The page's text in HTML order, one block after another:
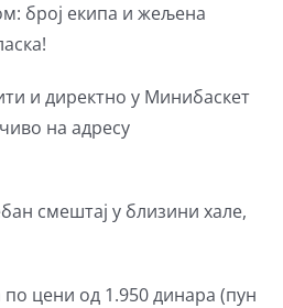
број екипа и жељена
и директно у Минибаскет
на адресу
смештај у близини хале,
по цени од 1.950 динара (пун